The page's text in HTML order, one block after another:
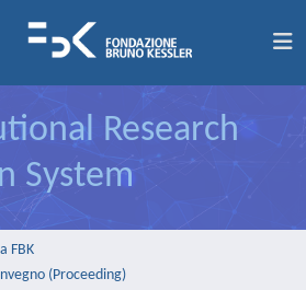
Research
System
FBK
(Proceeding)